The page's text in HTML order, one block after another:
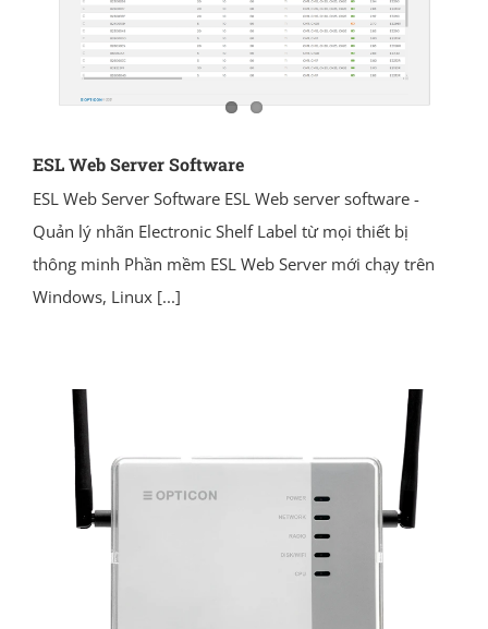
ESL Web Server Software
ESL Web Server Software ESL Web server software -
Quản lý nhãn Electronic Shelf Label từ mọi thiết bị
thông minh Phần mềm ESL Web Server mới chạy trên
Windows, Linux[...]